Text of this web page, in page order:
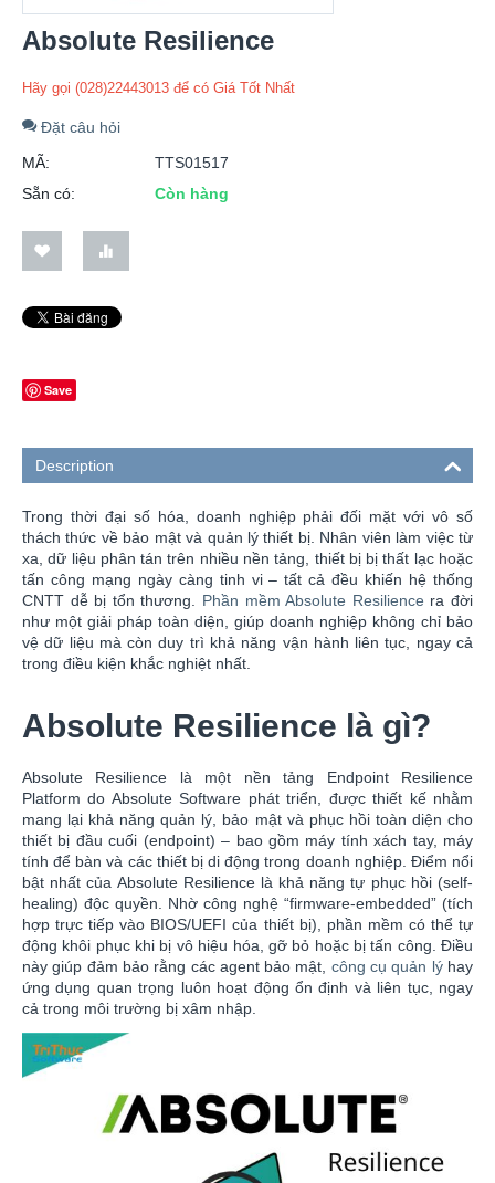
Absolute Resilience
Hãy gọi (028)22443013 để có Giá Tốt Nhất
Đặt câu hỏi
MÃ:
TTS01517
Sẵn có:
Còn hàng
Save
Description
Trong thời đại số hóa, doanh nghiệp phải đối mặt với vô số
thách thức về bảo mật và quản lý thiết bị. Nhân viên làm việc từ
xa, dữ liệu phân tán trên nhiều nền tảng, thiết bị bị thất lạc hoặc
tấn công mạng ngày càng tinh vi – tất cả đều khiến hệ thống
CNTT dễ bị tổn thương. Phần mềm Absolute Resilience ra đời
như một giải pháp toàn diện, giúp doanh nghiệp không chỉ bảo
vệ dữ liệu mà còn duy trì khả năng vận hành liên tục, ngay cả
trong điều kiện khắc nghiệt nhất.
Absolute Resilience là gì?
Absolute Resilience là một nền tảng Endpoint Resilience
Platform do Absolute Software phát triển, được thiết kế nhằm
mang lại khả năng quản lý, bảo mật và phục hồi toàn diện cho
thiết bị đầu cuối (endpoint) – bao gồm máy tính xách tay, máy
tính để bàn và các thiết bị di động trong doanh nghiệp. Điểm nổi
bật nhất của Absolute Resilience là khả năng tự phục hồi (self-
healing) độc quyền. Nhờ công nghệ “firmware-embedded” (tích
hợp trực tiếp vào BIOS/UEFI của thiết bị), phần mềm có thể tự
động khôi phục khi bị vô hiệu hóa, gỡ bỏ hoặc bị tấn công. Điều
này giúp đảm bảo rằng các agent bảo mật, công cụ quản lýhay
ứng dụng quan trọng luôn hoạt động ổn định và liên tục, ngay
cả trong môi trường bị xâm nhập.